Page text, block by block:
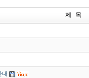
제 목
내